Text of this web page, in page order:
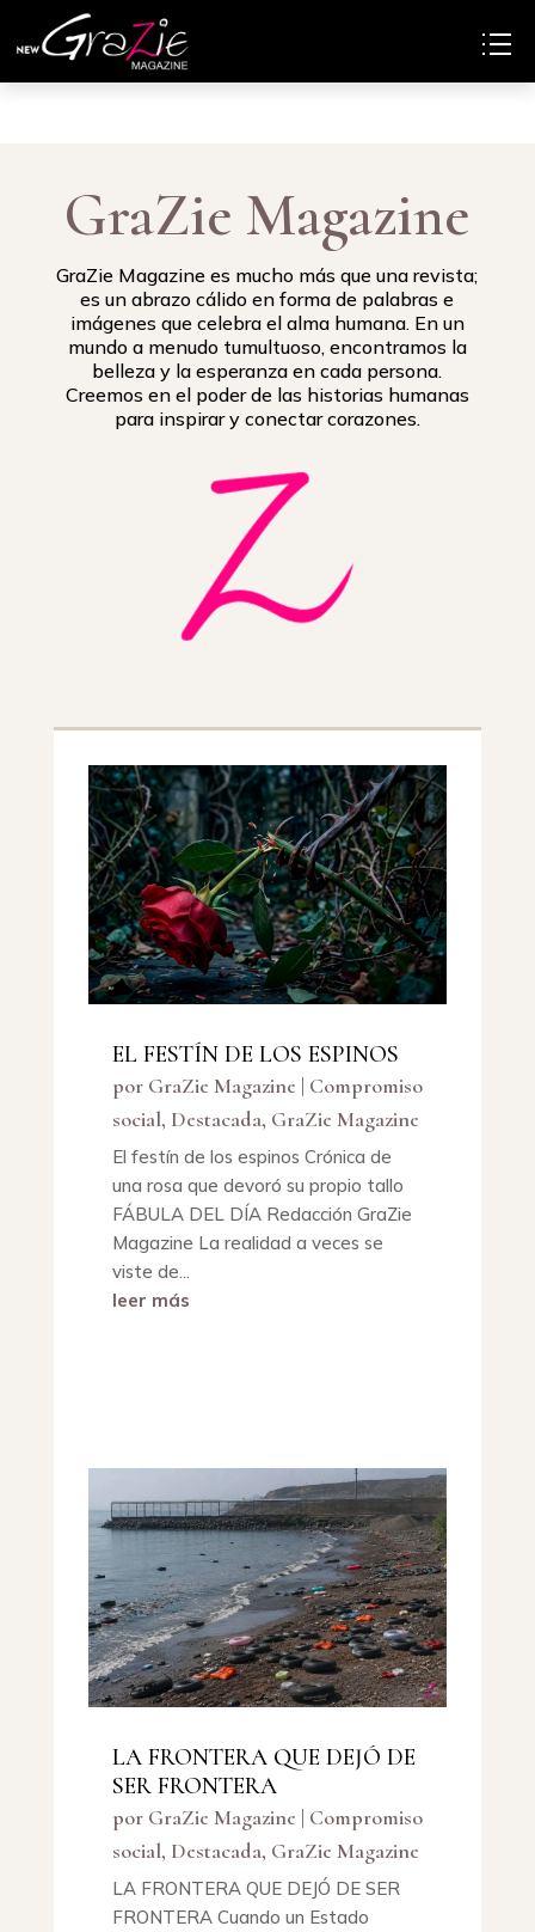
GraZie Magazine
GraZie Magazine es mucho más que una revista;
es un abrazo cálido en forma de palabras e
imágenes que celebra el alma humana. En un
mundo a menudo tumultuoso, encontramos la
belleza y la esperanza en cada persona.
Creemos en el poder de las historias humanas
para inspirar y conectar corazones.
EL FESTÍN DE LOS ESPINOS
por GraZie Magazine | Compromiso
social, Destacada, GraZie Magazine
El festín de los espinos Crónica de
una rosa que devoró su propio tallo
FÁBULA DEL DÍA Redacción GraZie
Magazine La realidad a veces se
viste de...
leer más
LA FRONTERA QUE DEJÓ DE
SER FRONTERA
por GraZie Magazine | Compromiso
social, Destacada, GraZie Magazine
LA FRONTERA QUE DEJÓ DE SER
FRONTERA Cuando un Estado